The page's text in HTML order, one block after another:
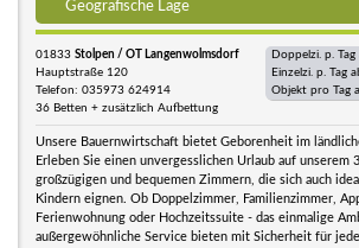
Geografische Lage
01833 Stolpen / OT Langenwolmsdorf
Hauptstraße 120
Telefon: 035973 624914
36 Betten + zusätzlich Aufbettung
Doppelzi. p. Tag
Einzelzi. p. Tag
Objekt pro Tag
Unsere Bauernwirtschaft bietet Geborenheit im
Erleben Sie einen unvergesslichen Urlaub auf unserem
großzügigen und bequemen Zimmern, die sich auch
Kindern eignen. Ob Doppelzimmer, Familienzimmer,
Ferienwohnung oder Hochzeitssuite - das einmalige
außergewöhnliche Service bieten mit Sicherheit für